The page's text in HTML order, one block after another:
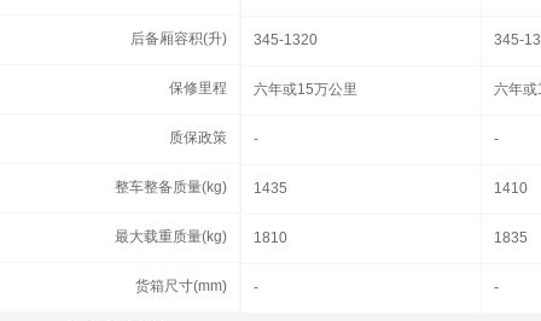
后备厢容积(升) 345-1320 345-
保修里程 六年或15万公里 六年或
质保政策 - -
整车整备质量(kg) 1435 1410
最大载重质量(kg) 1810 1835
货箱尺寸(mm) - -
后备厢容积(升)
保修里程
质保政策
整车整备质量(kg)
最大载重质量(kg)
货箱尺寸(mm)